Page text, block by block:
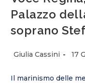
Palazzo
soprano
Autore
Giulia Cassini 17
Il marinismo delle